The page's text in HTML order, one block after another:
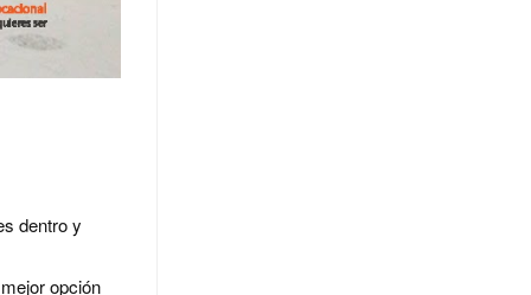
dentro y
opción